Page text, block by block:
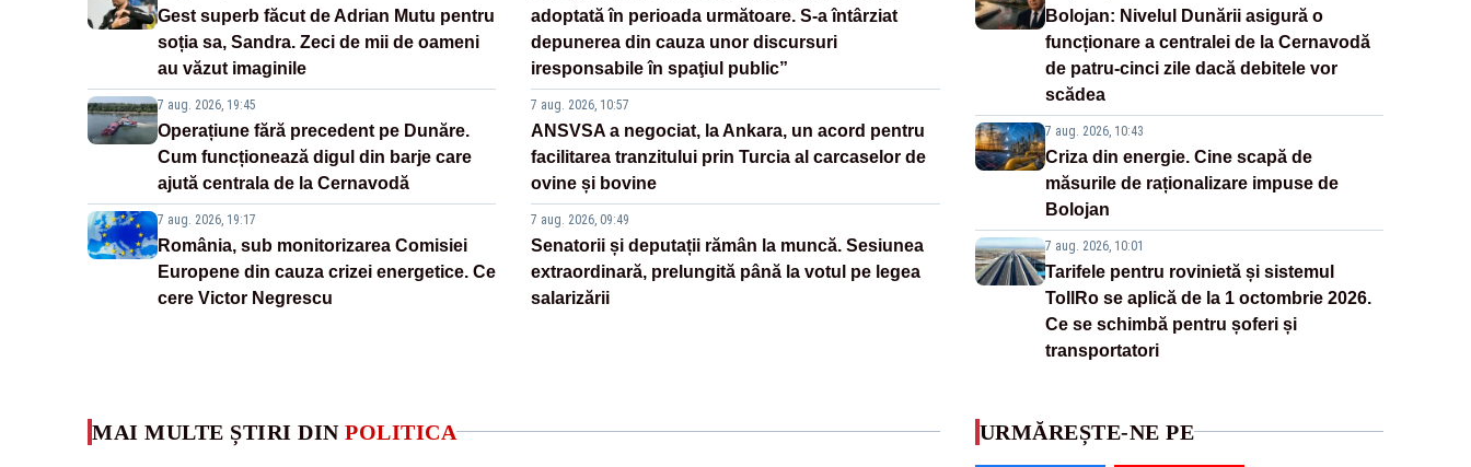
Gest superb făcut de Adrian Mutu pentru
soția sa, Sandra. Zeci de mii de oameni
au văzut imaginile
7 aug. 2026, 19:45
Operațiune fără precedent pe Dunăre.
Cum funcționează digul din barje care
ajută centrala de la Cernavodă
7 aug. 2026, 19:17
România, sub monitorizarea Comisiei
Europene din cauza crizei energetice. Ce
cere Victor Negrescu
adoptată în perioada următoare. S-a întârziat
depunerea din cauza unor discursuri
iresponsabile în spaţiul public”
7 aug. 2026, 10:57
ANSVSA a negociat, la Ankara, un acord pentru
facilitarea tranzitului prin Turcia al carcaselor de
ovine și bovine
7 aug. 2026, 09:49
Senatorii și deputații rămân la muncă. Sesiunea
extraordinară, prelungită până la votul pe legea
salarizării
Bolojan: Nivelul Dunării asigură o
funcționare a centralei de la Cernavodă
de patru-cinci zile dacă debitele vor
scădea
7 aug. 2026, 10:43
Criza din energie. Cine scapă de
măsurile de raționalizare impuse de
Bolojan
7 aug. 2026, 10:01
Tarifele pentru rovinietă și sistemul
TollRo se aplică de la 1 octombrie 2026.
Ce se schimbă pentru șoferi și
transportatori
MAI MULTE ȘTIRI DIN POLITICA URMĂREȘTE-NE PE